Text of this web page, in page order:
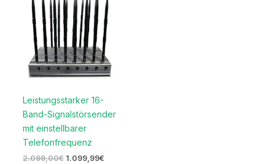
Leistungsstarker 16-
Band-Signalstörsender
mit einstellbarer
Telefonfrequenz
2.099,00€ 1.099,99€